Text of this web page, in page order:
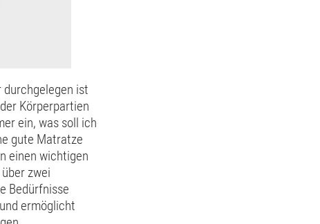
ist
Körperpartien
ein, was soll ich
gute Matratze
einen wichtigen
zwei
Bedürfnisse
ermöglicht